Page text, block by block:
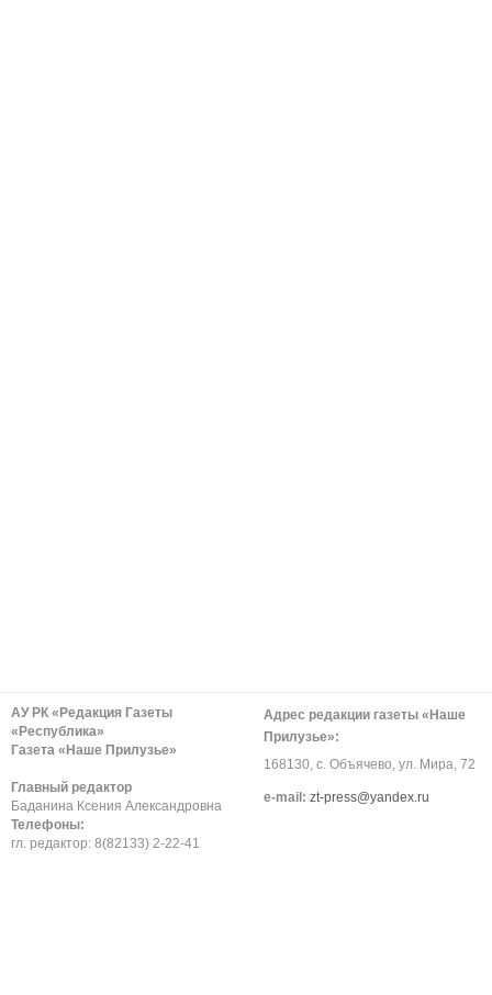
АУ РК «Редакция Газеты
«Республика»
Газета «Наше Прилузье»
Главный редактор
Баданина Ксения Александровна
Телефоны:
гл. редактор: 8(82133) 2-22-41
Адрес редакции газеты «Наше
Прилузье»:
168130, с. Объячево, ул. Мира, 72
е-mail: zt-press@yandex.ru